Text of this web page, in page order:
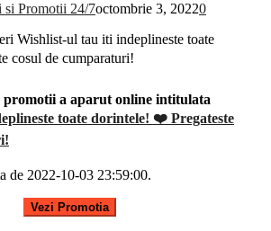
si Promotii 24/7octombrie 3, 20220
promotii a aparut online intitulata
toate dorintele! ❤️ Pregateste
de 2022-10-03 23:59:00.
Vezi Promotia